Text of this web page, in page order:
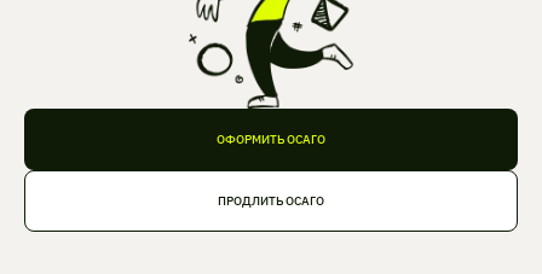
ОФОРМИТЬ ОСАГО
ПРОДЛИТЬ ОСАГО